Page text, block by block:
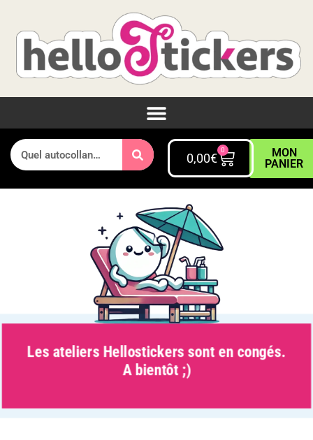
0,00€
0
MON
PANIER
Les ateliers Hellostickers sont en congés.
A bientôt ;)